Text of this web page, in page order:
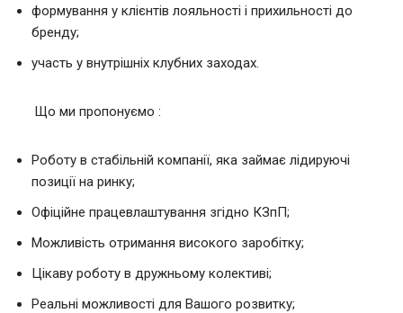
формування у клієнтів лояльності і прихильності до
бренду;
участь у внутрішніх клубних заходах.
Що ми пропонуємо :
Роботу в стабільній компанії, яка займає лідируючі
позиції на ринку;
Офіційне працевлаштування згідно КЗпП;
Можливість отримання високого заробітку;
Цікаву роботу в дружньому колективі;
Реальні можливості для Вашого розвитку;